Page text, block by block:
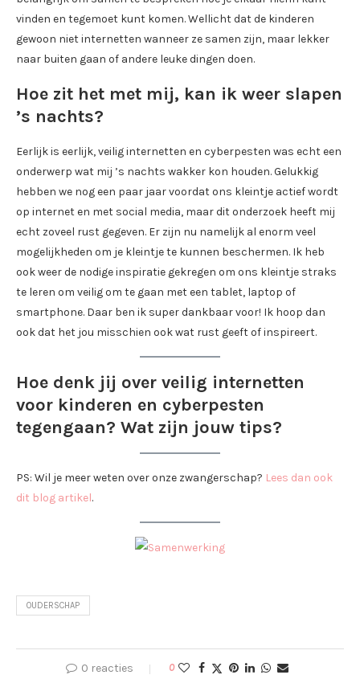
vinden en tegemoet kunt komen. Wellicht dat de kinderen
gewoon niet internetten wanneer ze samen zijn, maar lekker
naar buiten gaan of andere leuke dingen doen.
Hoe zit het met mij, kan ik weer slapen
’s nachts?
Eerlijk is eerlijk, veilig internetten en cyberpesten was echt een
onderwerp wat mij ’s nachts wakker kon houden. Gelukkig
hebben we nog een paar jaar voordat ons kleintje actief wordt
op internet en met social media, maar dit onderzoek heeft mij
echt zoveel rust gegeven. Er zijn nu namelijk al enorm veel
mogelijkheden om je kleintje te kunnen beschermen. Ik heb
ook weer de nodige inspiratie gekregen om ons kleintje straks
te leren om veilig om te gaan met een tablet, laptop of
smartphone. Daar ben ik super dankbaar voor! Ik hoop dan
ook dat het jou misschien ook wat rust geeft of inspireert.
Hoe denk jij over veilig internetten
voor kinderen en cyberpesten
tegengaan? Wat zijn jouw tips?
PS: Wil je meer weten over onze zwangerschap? Lees dan ook
dit blog artikel.
OUDERSCHAP
0 reacties 0